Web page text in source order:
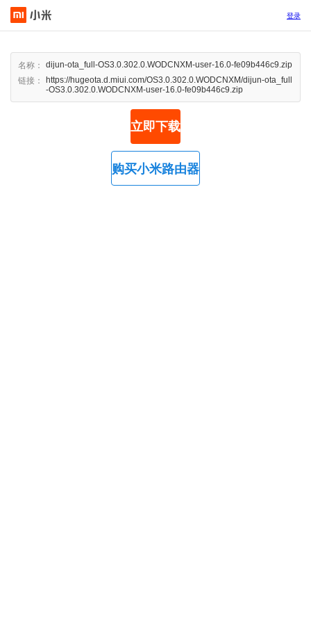
登录
名称：
dijun-ota_full-OS3.0.302.0.WODCNXM-user-16.0-fe09b446c9.zip
链接：
https://hugeota.d.miui.com/OS3.0.302.0.WODCNXM/dijun-ota_full
-OS3.0.302.0.WODCNXM-user-16.0-fe09b446c9.zip
立即下载
购买小米路由器